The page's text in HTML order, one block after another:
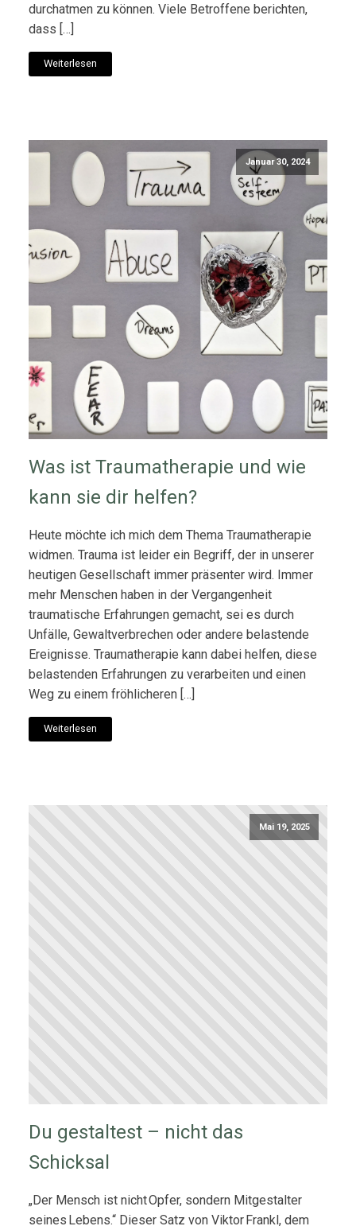
durchatmen zu können. Viele Betroffene berichten,
dass […]
Weiterlesen
Januar 30, 2024
Was ist Traumatherapie und wie
kann sie dir helfen?
Heute möchte ich mich dem Thema Traumatherapie
widmen. Trauma ist leider ein Begriff, der in unserer
heutigen Gesellschaft immer präsenter wird. Immer
mehr Menschen haben in der Vergangenheit
traumatische Erfahrungen gemacht, sei es durch
Unfälle, Gewaltverbrechen oder andere belastende
Ereignisse. Traumatherapie kann dabei helfen, diese
belastenden Erfahrungen zu verarbeiten und einen
Weg zu einem fröhlicheren […]
Weiterlesen
Mai 19, 2025
Du gestaltest – nicht das
Schicksal
„Der Mensch ist nicht Opfer, sondern Mitgestalter
seines Lebens.“ Dieser Satz von Viktor Frankl, dem